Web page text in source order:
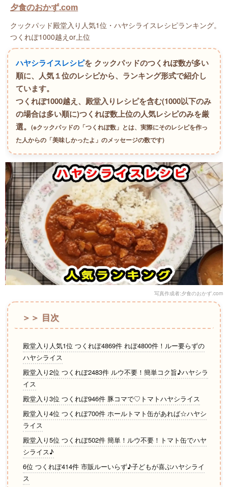
夕食のおかず.com
クックパッド殿堂入り人気1位・ハヤシライスレシピランキング。
つくれぽ1000越えor上位
ハヤシライスレシピを クックパッドのつくれぽ数が多い
順に、人気１位のレシピから、ランキング形式で紹介し
ています。
つくれぽ1000越え、殿堂入りレシピを含む(1000以下のみ
の場合は多い順に)つくれぽ数上位の人気レシピのみを厳
選。(※クックパッドの「つくれぽ数」とは、実際にそのレシピを作っ
た人からの「美味しかったよ」のメッセージの数です)
写真作成者:夕食のおかず.com
＞＞ 目次
殿堂入り人気1位 つくれぽ4869件 れぽ4800件！ルー要らずの
ハヤシライス
殿堂入り2位 つくれぽ2483件 ルウ不要！簡単コク旨♪ハヤシラ
イス
殿堂入り3位 つくれぽ946件 豚コマで♡トマトハヤシライス
殿堂入り4位 つくれぽ700件 ホールトマト缶があれば☆ハヤシ
ライス
殿堂入り5位 つくれぽ502件 簡単！ルウ不要！トマト缶でハヤ
シライス♪
6位 つくれぽ414件 市販ルーいらず♪子どもが喜ぶハヤシライ
ス